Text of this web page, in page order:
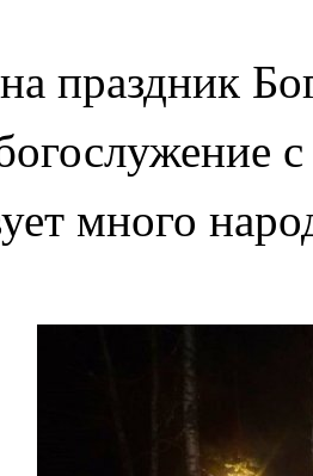
праздник
много